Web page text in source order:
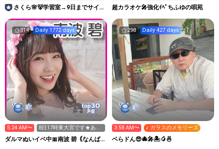
協力宜しくお願いします🙇
さくら🌸🐻学習室→9日までサイン
超カラオケ🎤強化ｲﾍﾞちふゆの唄苑
314 Daily 1772 days
top30
声優
5:24 AM〜
8日17時東大宮です★あお
いたん
ダルマぬいイベ中🎀南波 碧｟なんば
298 Daily 427 days
3:58 AM〜 ♪ ガラスのメモリーズ
ベらドん😎🐙🎤🏝️🥭🍜